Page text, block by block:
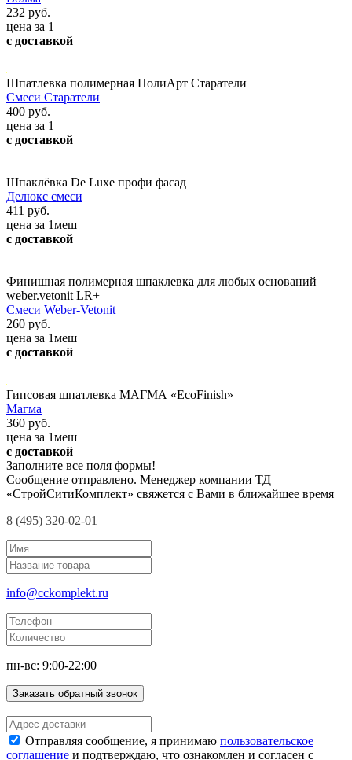
232 руб.
цена за 1
с доставкой
Шпатлевка полимерная ПолиАрт Старатели
Смеси Старатели
400 руб.
цена за 1
с доставкой
Шпаклёвка De Luxe профи фасад
Делюкс смеси
411 руб.
цена за 1меш
с доставкой
Финишная полимерная шпаклевка для любых оснований
weber.vetonit LR+
Смеси Weber-Vetonit
260 руб.
цена за 1меш
с доставкой
Гипсовая шпатлевка МАГМА «EcoFinish»
Магма
360 руб.
цена за 1меш
с доставкой
Заполните все поля формы!
Сообщение отправлено. Менеджер компании ТД
«СтройСитиКомплект» свяжется с Вами в ближайшее время
8 (495) 320-02-01
info@cckomplekt.ru
пн-вс: 9:00-22:00
Заказать обратный звонок
Отправляя сообщение, я принимаю пользовательское
соглашение и подтверждаю, что ознакомлен и согласен с